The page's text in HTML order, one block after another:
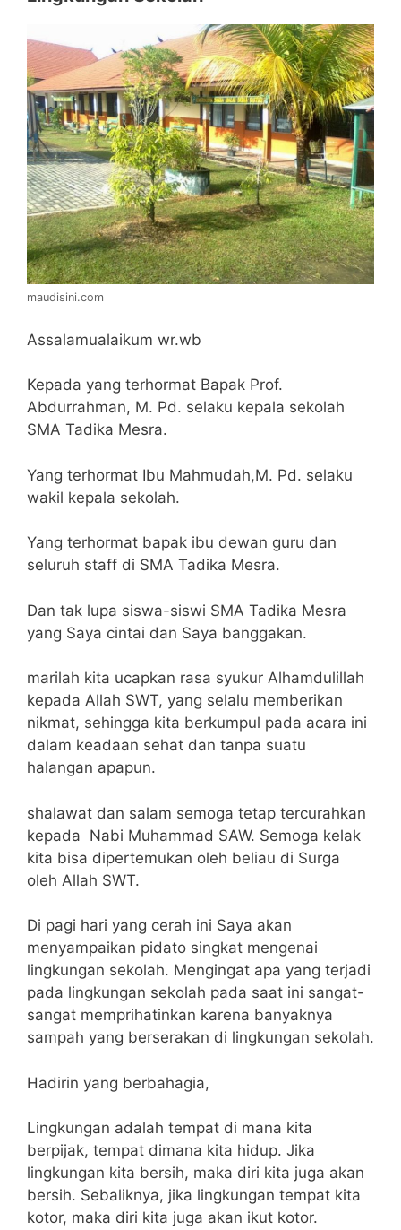
maudisini.com
Assalamualaikum wr.wb
Kepada yang terhormat Bapak Prof.
Abdurrahman, M. Pd. selaku kepala sekolah
SMA Tadika Mesra.
Yang terhormat Ibu Mahmudah,M. Pd. selaku
wakil kepala sekolah.
Yang terhormat bapak ibu dewan guru dan
seluruh staff di SMA Tadika Mesra.
Dan tak lupa siswa-siswi SMA Tadika Mesra
yang Saya cintai dan Saya banggakan.
marilah kita ucapkan rasa syukur Alhamdulillah
kepada Allah SWT, yang selalu memberikan
nikmat, sehingga kita berkumpul pada acara ini
dalam keadaan sehat dan tanpa suatu
halangan apapun.
shalawat dan salam semoga tetap tercurahkan
kepada Nabi Muhammad SAW. Semoga kelak
kita bisa dipertemukan oleh beliau di Surga
oleh Allah SWT.
Di pagi hari yang cerah ini Saya akan
menyampaikan pidato singkat mengenai
lingkungan sekolah. Mengingat apa yang terjadi
pada lingkungan sekolah pada saat ini sangat-
sangat memprihatinkan karena banyaknya
sampah yang berserakan di lingkungan sekolah.
Hadirin yang berbahagia,
Lingkungan adalah tempat di mana kita
berpijak, tempat dimana kita hidup. Jika
lingkungan kita bersih, maka diri kita juga akan
bersih. Sebaliknya, jika lingkungan tempat kita
kotor, maka diri kita juga akan ikut kotor.